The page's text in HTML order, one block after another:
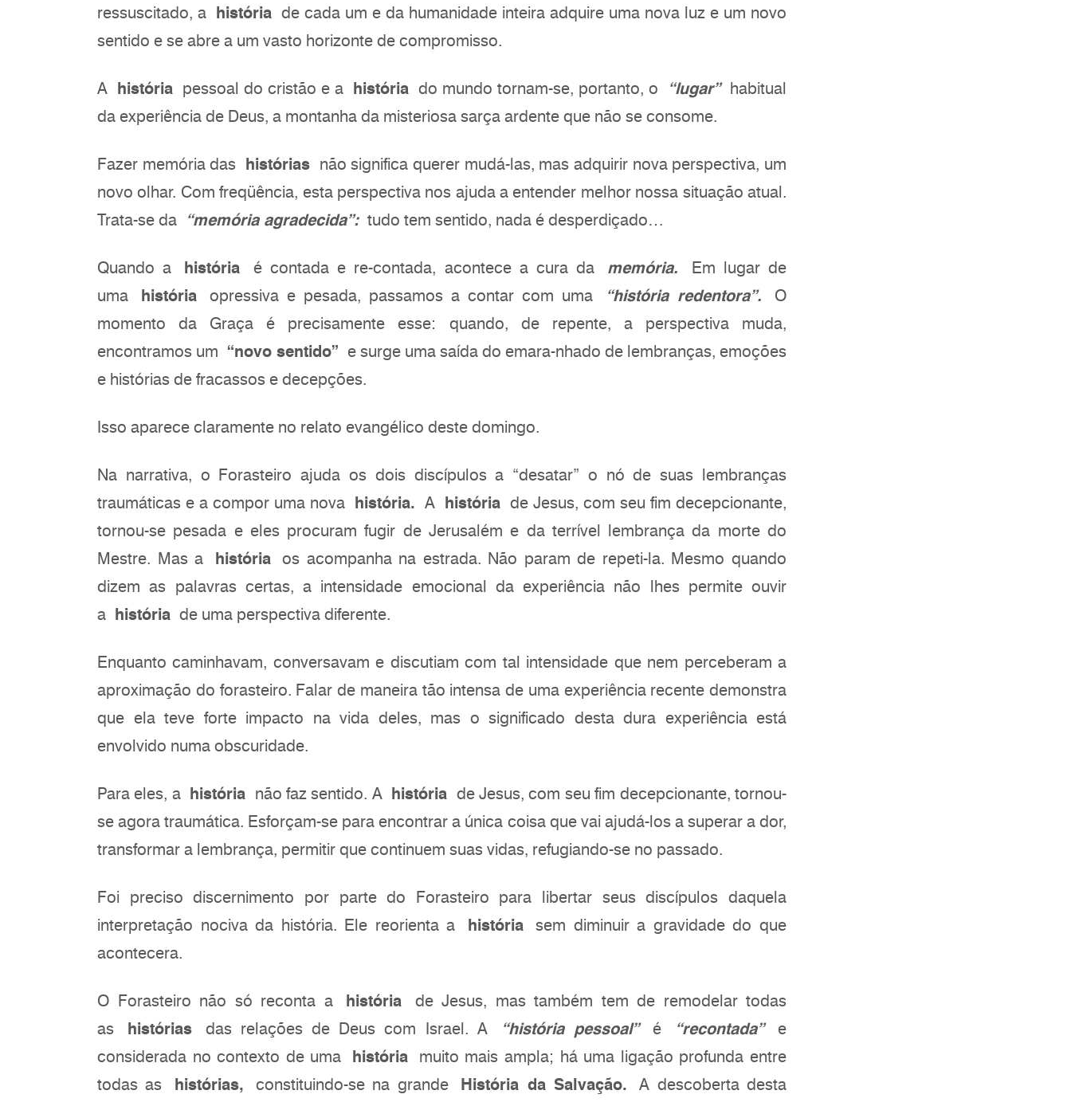
ressuscitado, a história de cada um e da humanidade inteira adquire uma nova luz e um novo
sentido e se abre a um vasto horizonte de compromisso.
A história pessoal do cristão e a história do mundo tornam-se, portanto, o “lugar”habitual
da experiência de Deus, a montanha da misteriosa sarça ardente que não se consome.
Fazer memória das histórias não significa querer mudá-las, mas adquirir nova perspectiva, um
novo olhar. Com freqüência, esta perspectiva nos ajuda a entender melhor nossa situação atual.
Trata-se da “memória agradecida”:tudo tem sentido, nada é desperdiçado…
Quando a história é contada e re-contada, acontece a cura da memória. Em lugar de
uma história opressiva e pesada, passamos a contar com uma “história redentora”. O
momento da Graça é precisamente esse: quando, de repente, a perspectiva muda,
encontramos um “novo sentido” e surge uma saída do emara-nhado de lembranças, emoções
e histórias de fracassos e decepções.
Isso aparece claramente no relato evangélico deste domingo.
Na narrativa, o Forasteiro ajuda os dois discípulos a “desatar” o nó de suas lembranças
traumáticas e a compor uma nova história. A história de Jesus, com seu fim decepcionante,
tornou-se pesada e eles procuram fugir de Jerusalém e da terrível lembrança da morte do
Mestre. Mas a históriaos acompanha na estrada. Não param de repeti-la. Mesmo quando
dizem as palavras certas, a intensidade emocional da experiência não lhes permite ouvir
a história de uma perspectiva diferente.
Enquanto caminhavam, conversavam e discutiam com tal intensidade que nem perceberam a
aproximação do forasteiro. Falar de maneira tão intensa de uma experiência recente demonstra
que ela teve forte impacto na vida deles, mas o significado desta dura experiência está
envolvido numa obscuridade.
Para eles, a história não faz sentido. A história de Jesus, com seu fim decepcionante, tornou-
se agora traumática. Esforçam-se para encontrar a única coisa que vai ajudá-los a superar a dor,
transformar a lembrança, permitir que continuem suas vidas, refugiando-se no passado.
Foi preciso discernimento por parte do Forasteiro para libertar seus discípulos daquela
interpretação nociva da história. Ele reorienta a históriasem diminuir a gravidade do que
acontecera.
O Forasteiro não só reconta a história de Jesus, mas também tem de remodelar todas
as histórias das relações de Deus com Israel. A “história pessoal”é “recontada”e
considerada no contexto de uma história muito mais ampla; há uma ligação profunda entre
todas as histórias, constituindo-se na grande História da Salvação. A descoberta desta